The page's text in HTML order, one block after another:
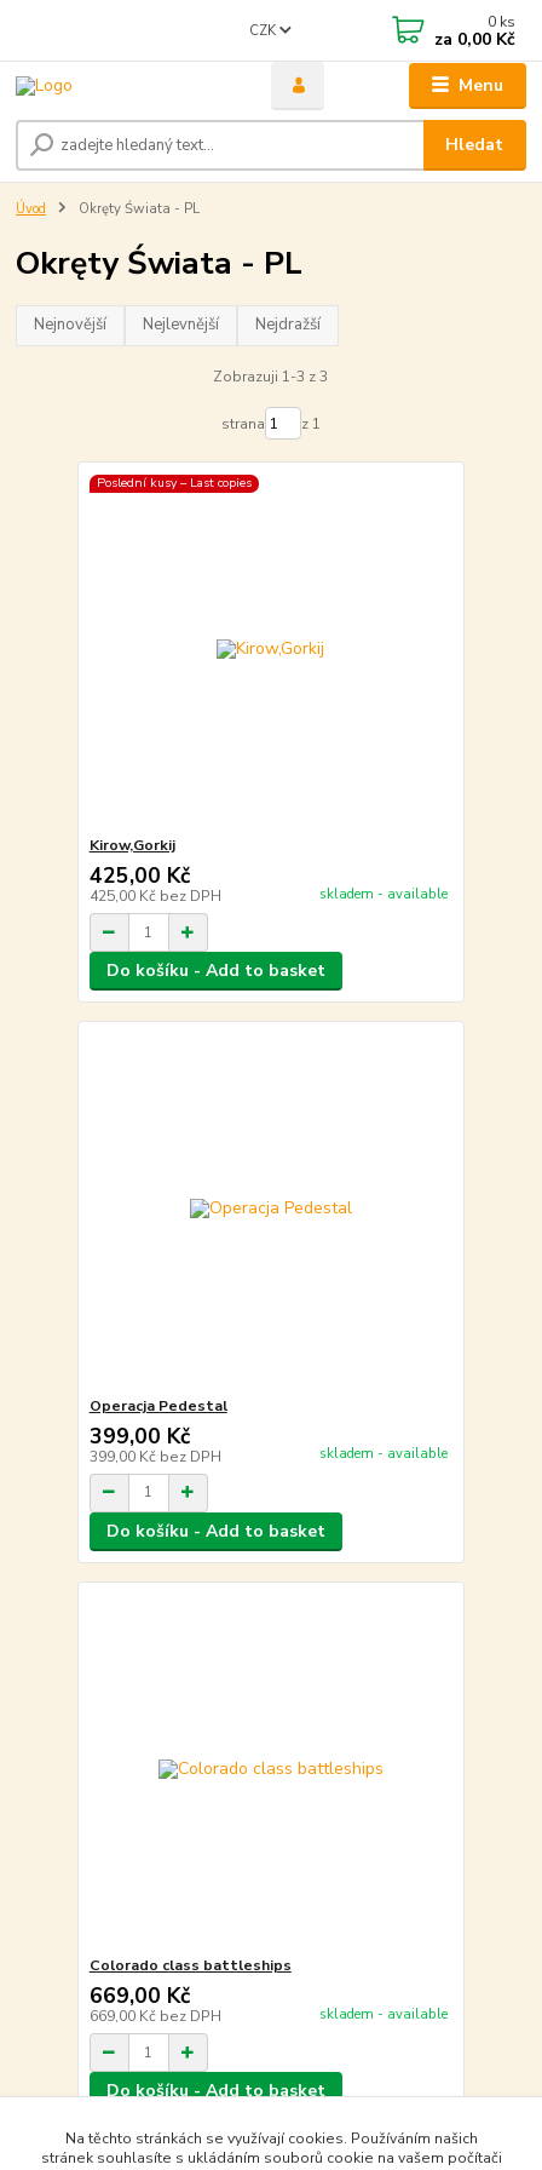
Menu
CZK
Hledat
0 ks
za 0,00 Kč
Úvod Okręty Świata - PL
Okręty Świata - PL
Nejnovější Nejlevnější Nejdražší
Zobrazuji 1-3 z 3
strana z 1
Poslední kusy – Last copies
Kirow,Gorkij
425,00 Kč
425,00 Kč bez DPH skladem - available
Do košíku - Add to basket
Operacja Pedestal
399,00 Kč
399,00 Kč bez DPH skladem - available
Do košíku - Add to basket
Colorado class battleships
669,00 Kč
669,00 Kč bez DPH skladem - available
Do košíku - Add to basket
Na těchto stránkách se využívají cookies. Používáním našich
stránek souhlasíte s ukládáním souborů cookie na vašem počítači